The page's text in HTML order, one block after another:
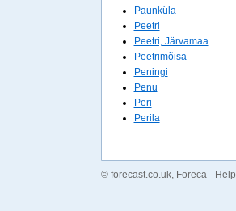
Paunküla
Peetri
Peetri, Järvamaa
Peetrimõisa
Peningi
Penu
Peri
Perila
© forecast.co.uk, Foreca Help